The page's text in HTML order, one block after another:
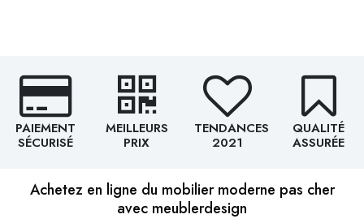
PAIEMENT
SÉCURISÉ
MEILLEURS
PRIX
TENDANCES
2021
QUALITÉ
ASSURÉE
Achetez en ligne du mobilier moderne pas cher
avec meublerdesign